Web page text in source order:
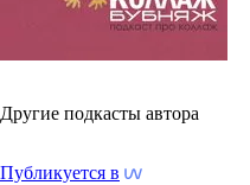
Другие подкасты автора
Публикуется в